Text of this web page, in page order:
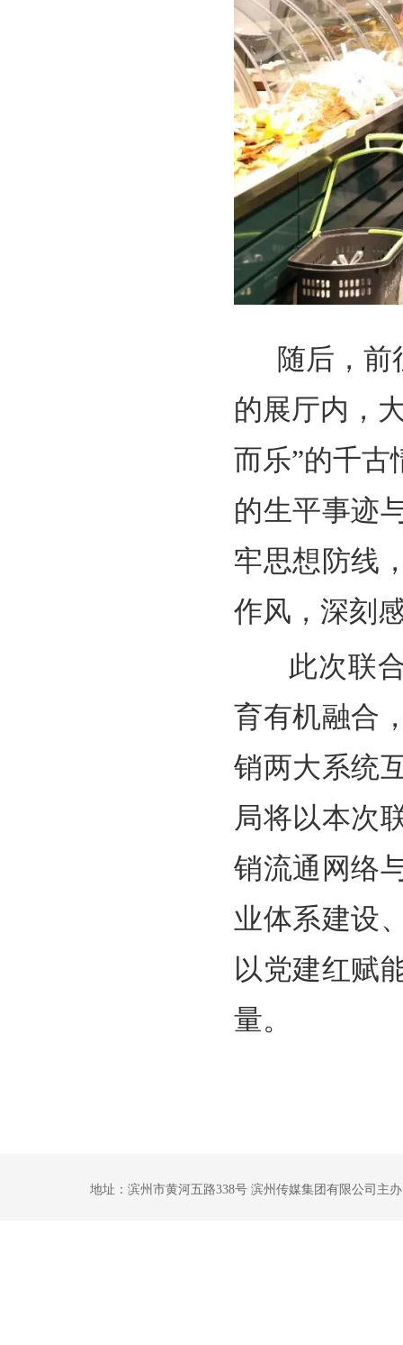
随后，前
的展厅内，
而乐”的千
的生平事迹
牢思想防线
作风，深刻
此次联合
育有机融合
销两大系统
局将以本次
销流通网络
业体系建设
以党建红赋
量。
地址：滨州市黄河五路338号 滨州传媒集团有限公司主